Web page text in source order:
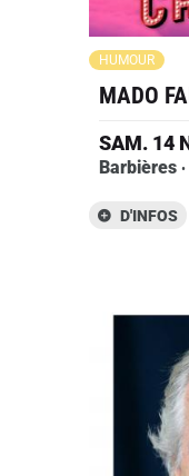
HUMOUR
MADO
SAM. 14
Barbières
D'INFOS